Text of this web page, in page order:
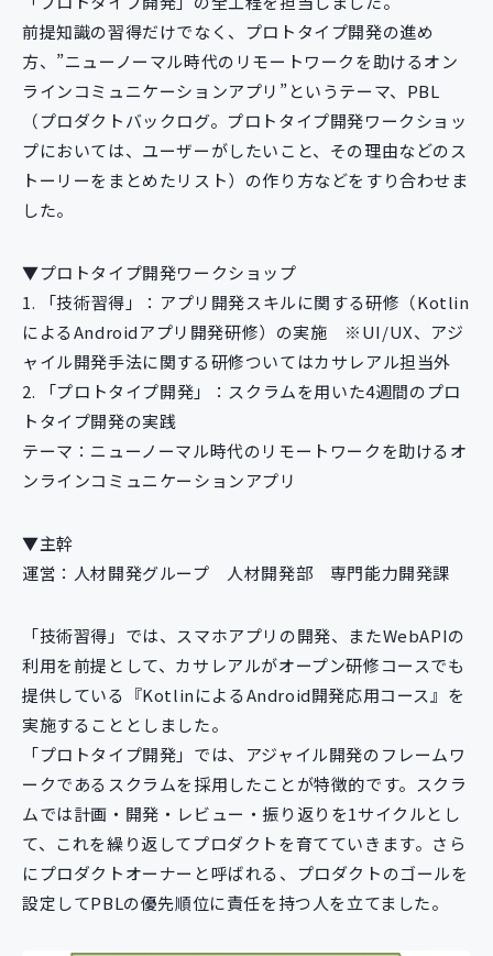
前提知識の習得だけでなく、プロトタイプ開発の進め
方、”ニューノーマル時代のリモートワークを助けるオン
ラインコミュニケーションアプリ”というテーマ、PBL
（プロダクトバックログ。プロトタイプ開発ワークショッ
プにおいては、ユーザーがしたいこと、その理由などのス
トーリーをまとめたリスト）の作り方などをすり合わせま
した。
▼プロトタイプ開発ワークショップ
1. 「技術習得」：アプリ開発スキルに関する研修（Kotlin
によるAndroidアプリ開発研修）の実施 ※UI/UX、アジ
ャイル開発手法に関する研修ついてはカサレアル担当外
2. 「プロトタイプ開発」：スクラムを用いた4週間のプロ
トタイプ開発の実践
テーマ：ニューノーマル時代のリモートワークを助けるオ
ンラインコミュニケーションアプリ
▼主幹
運営：人材開発グループ 人材開発部 専門能力開発課
「技術習得」では、スマホアプリの開発、またWebAPIの
利用を前提として、カサレアルがオープン研修コースでも
提供している『KotlinによるAndroid開発応用コース』を
実施することとしました。
「プロトタイプ開発」では、アジャイル開発のフレームワ
ークであるスクラムを採用したことが特徴的です。スクラ
ムでは計画・開発・レビュー・振り返りを1サイクルとし
て、これを繰り返してプロダクトを育てていきます。さら
にプロダクトオーナーと呼ばれる、プロダクトのゴールを
設定してPBLの優先順位に責任を持つ人を立てました。